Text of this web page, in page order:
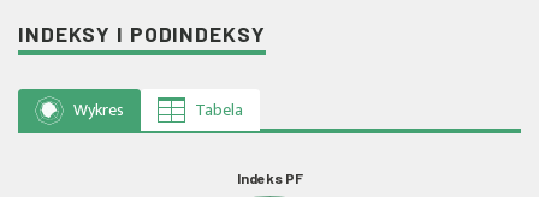
INDEKSY I PODINDEKSY
Wykres Tabela
Indeks PF